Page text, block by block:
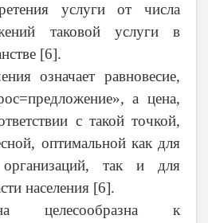
услуги от числа
таковой услуги в
[6].
означает равновесие,
а цена,
с такой точкой,
оптимальной как для
организаций, так и для
населения [6].
целесообразна к